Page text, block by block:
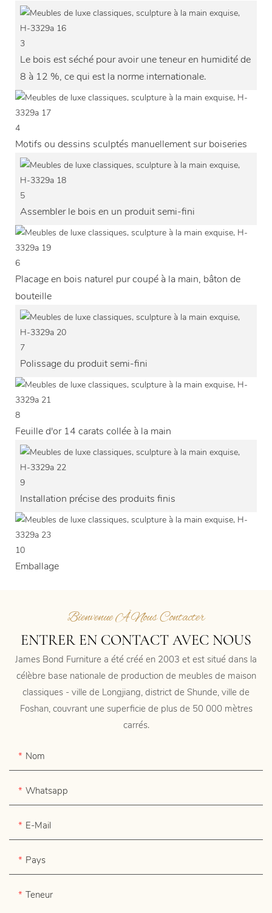
3
Le bois est séché pour avoir une teneur en humidité de
8 à 12 %, ce qui est la norme internationale.
4
Motifs ou dessins sculptés manuellement sur boiseries
5
Assembler le bois en un produit semi-fini
6
Placage en bois naturel pur coupé à la main, bâton de
bouteille
7
Polissage du produit semi-fini
8
Feuille d'or 14 carats collée à la main
9
Installation précise des produits finis
10
Emballage
Bienvenue À Nous Contacter
ENTRER EN CONTACT AVEC NOUS
James Bond Furniture a été créé en 2003 et est situé dans la
célèbre base nationale de production de meubles de maison
classiques - ville de Longjiang, district de Shunde, ville de
Foshan, couvrant une superficie de plus de 50 000 mètres
carrés.
Nom
Whatsapp
E-Mail
Pays
Teneur